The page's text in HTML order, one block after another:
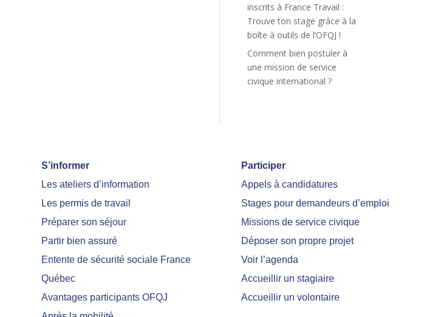
inscrits à France Travail :
Trouve ton stage grâce à la
boîte à outils de l’OFQJ !
Comment bien postuler à
une mission de service
civique international ?
S’informer
Les ateliers d’information
Les permis de travail
Préparer son séjour
Partir bien assuré
Entente de sécurité sociale France
Québec
Avantages participants OFQJ
Participer
Appels à candidatures
Stages pour demandeurs d’emploi
Missions de service civique
Déposer son propre projet
Voir l’agenda
Accueillir un stagiaire
Accueillir un volontaire